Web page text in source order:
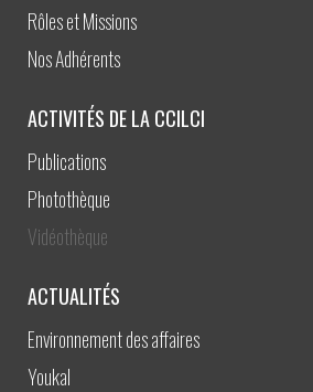
Rôles et Missions
Nos Adhérents
ACTIVITÉS DE LA CCILCI
Publications
Photothèque
Vidéothèque
ACTUALITÉS
Environnement des affaires
Youkal